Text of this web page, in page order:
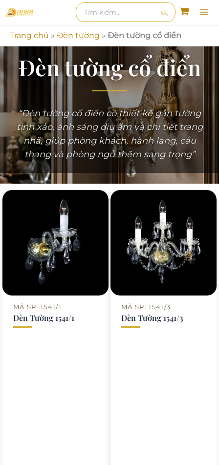
tới
nội
Tìm
kiếm:
Tìm
kiếm
Trang chủ » Đèn tường » Đèn tường cổ điển
Đèn tường cổ điển
“Đèn tường cổ điển có thiết kế gắn tường
tinh xảo, ánh sáng dịu ấm và chi tiết trang
nhã, giúp phòng khách, hành lang, cầu
thang và phòng ngủ thêm sang trọng”
MÃ SP: 1541/1
Đèn Tường 1541/1
MÃ SP: 1541/3
Đèn Tường 1541/3